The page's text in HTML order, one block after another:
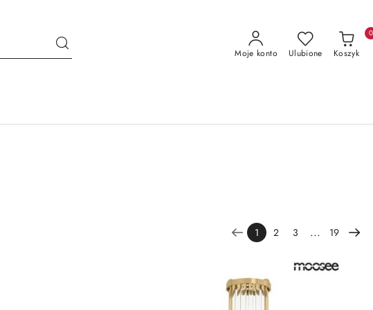
Moje konto Ulubione Koszyk
0
1 2 3 ... 19